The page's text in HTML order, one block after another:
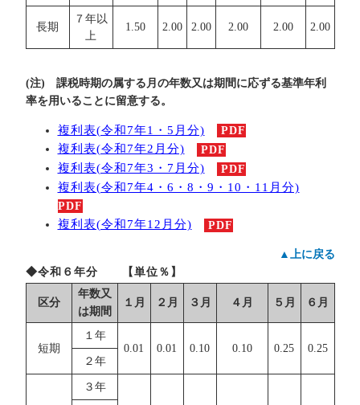
長期
７年以
上
1.50 2.00 2.00 2.00 2.00 2.00
(注) 課税時期の属する月の年数又は期間に応ずる基準年利
率を用いることに留意する。
複利表(令和7年1・5月分) PDF
複利表(令和7年2月分) PDF
複利表(令和7年3・7月分) PDF
複利表(令和7年4・6・8・9・10・11月分)
PDF
複利表(令和7年12月分) PDF
▲上に戻る
◆令和６年分 【単位％】
区分
年数又
は期間
１月 ２月 ３月 ４月 ５月 ６月
短期
１年
0.01
0.01 0.10 0.10 0.25
0.25
２年
３年